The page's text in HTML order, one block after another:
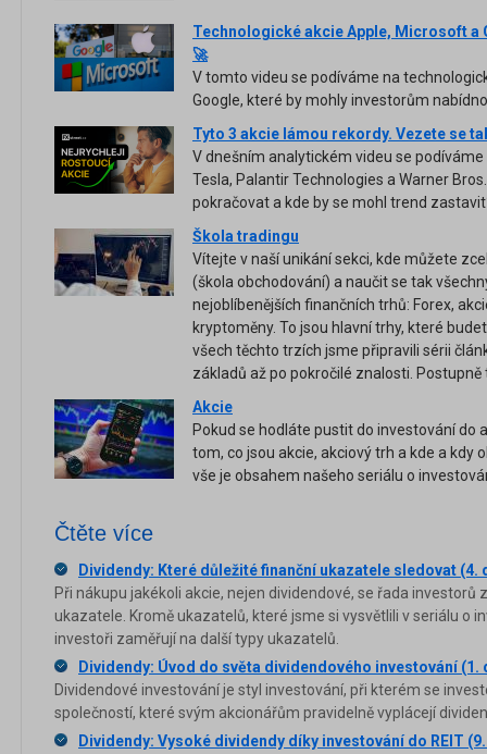
Technologické akcie Apple, Microsoft a
🚀
V tomto videu se podíváme na
Google, které by mohly investorům
Tyto 3 akcie lámou rekordy. Vezete se
V dnešním analytickém videu se
Tesla, Palantir Technologies a Warner
pokračovat a kde by se mohl trend
Škola tradingu
Vítejte v naší unikání sekci, kde můžete
(škola obchodování) a naučit se tak
nejoblíbenějších finančních trhů: Forex,
kryptoměny. To jsou hlavní trhy, které
všech těchto trzích jsme připravili sérii
základů až po pokročilé znalosti.
Akcie
Pokud se hodláte pustit do investování do
tom, co jsou akcie, akciový trh a kde a kdy
vše je obsahem našeho seriálu o
Čtěte více
Dividendy: Které důležité finanční ukazatele sledovat (4.
Při nákupu jakékoli akcie, nejen dividendové, se řada investorů
ukazatele. Kromě ukazatelů, které jsme si vysvětlili v seriálu o
investoři zaměřují na další typy ukazatelů.
Dividendy: Úvod do světa dividendového investování (1.
Dividendové investování je styl investování, při kterém se
společností, které svým akcionářům pravidelně vyplácejí
Dividendy: Vysoké dividendy díky investování do REIT